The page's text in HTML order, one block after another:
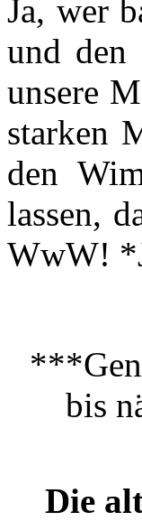
Ja, wer
und den
unsere
starken
den
lassen,
WwW!
bis
Die